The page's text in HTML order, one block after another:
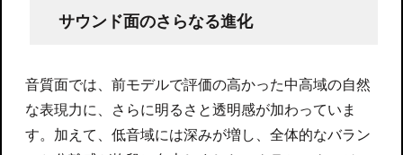
サウンド面のさらなる進化
音質面では、前モデルで評価の高かった中高域の自然
な表現力に、さらに明るさと透明感が加わっていま
す。加えて、低音域には深みが増し、全体的なバラン